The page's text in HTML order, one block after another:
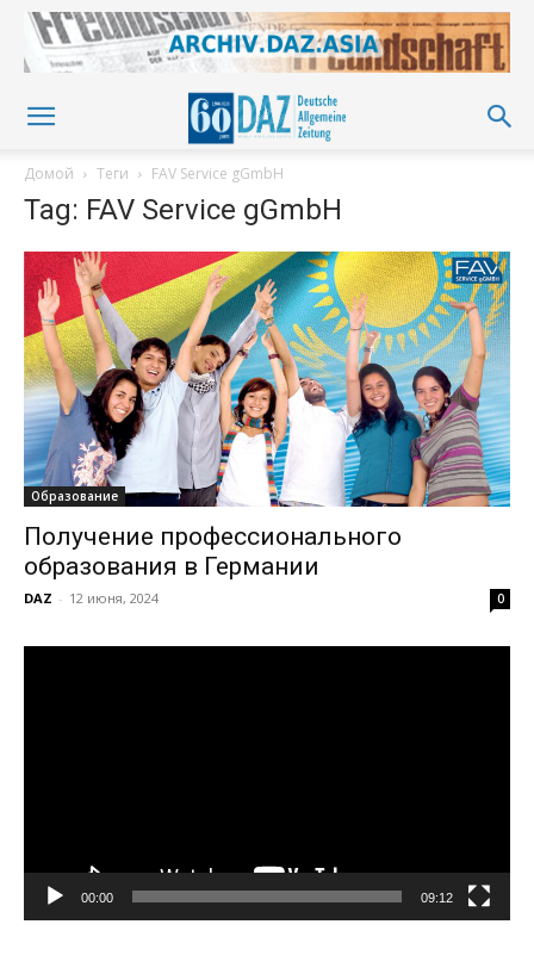
Домой Теги FAV Service gGmbH
Tag: FAV Service gGmbH
Образование
Получение профессионального
образования в Германии
DAZ - 12 июня, 2024 0
00:00 09:12